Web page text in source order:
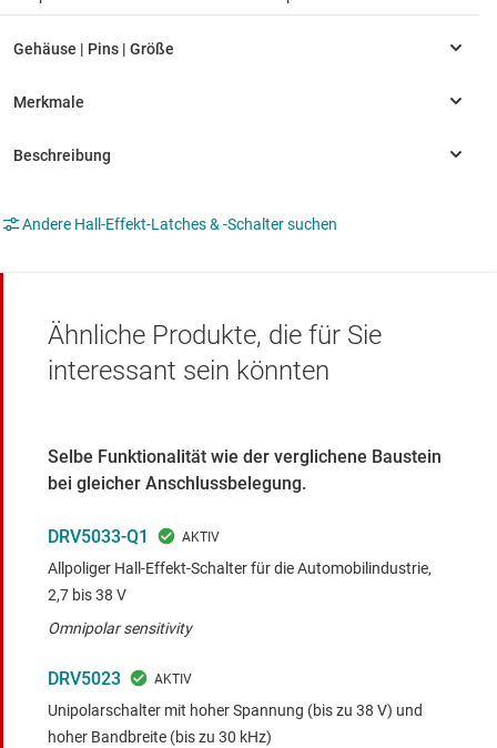
Andere Hall-Effekt-Latches & ‑Schalter suchen
Ähnliche Produkte, die für Sie
interessant sein könnten
Selbe Funktionalität wie der verglichene Baustein
bei gleicher Anschlussbelegung.
DRV5033-Q1
Allpoliger Hall-Effekt-Schalter für die Automobilindustrie,
2,7 bis 38 V
Omnipolar sensitivity
DRV5023
Unipolarschalter mit hoher Spannung (bis zu 38 V) und
hoher Bandbreite (bis zu 30 kHz)